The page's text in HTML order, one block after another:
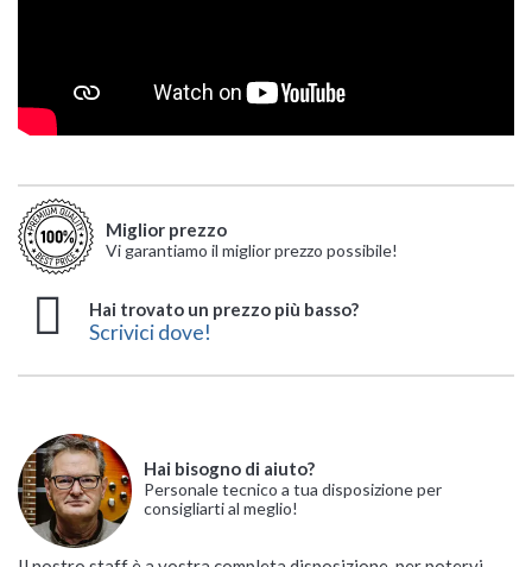
Miglior prezzo
Vi garantiamo il miglior prezzo possibile!
Hai trovato un prezzo più basso?
Scrivici dove!
Hai bisogno di aiuto?
Personale tecnico a tua disposizione per
consigliarti al meglio!